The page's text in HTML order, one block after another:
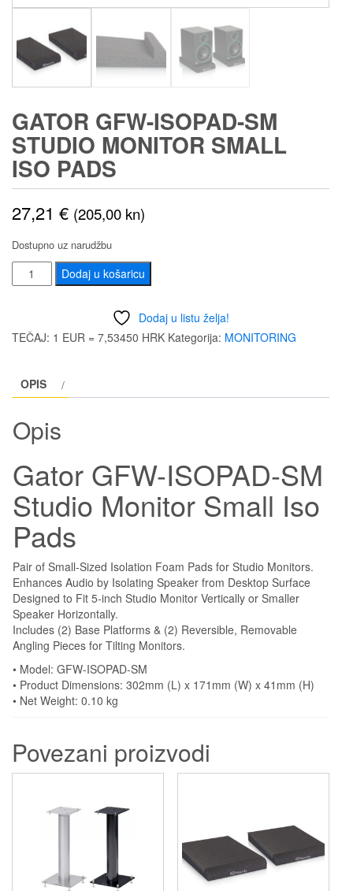
GATOR GFW-ISOPAD-SM
STUDIO MONITOR SMALL
ISO PADS
27,21 € (205,00 kn)
Dostupno uz narudžbu
Gator
GFW-
SM
Small
Pads
količina
Dodaj u košaricu
Dodaj u listu želja!
TEČAJ: 1 EUR = 7,53450 HRK Kategorija: MONITORING
OPIS
Opis
Gator GFW-ISOPAD-SM
Studio Monitor Small Iso
Pads
Pair of Small-Sized Isolation Foam Pads for Studio Monitors.
Enhances Audio by Isolating Speaker from Desktop Surface
Designed to Fit 5-inch Studio Monitor Vertically or Smaller
Speaker Horizontally.
Includes (2) Base Platforms & (2) Reversible, Removable
Angling Pieces for Tilting Monitors.
• Model: GFW-ISOPAD-SM
• Product Dimensions: 302mm (L) x 171mm (W) x 41mm (H)
• Net Weight: 0.10 kg
Povezani proizvodi